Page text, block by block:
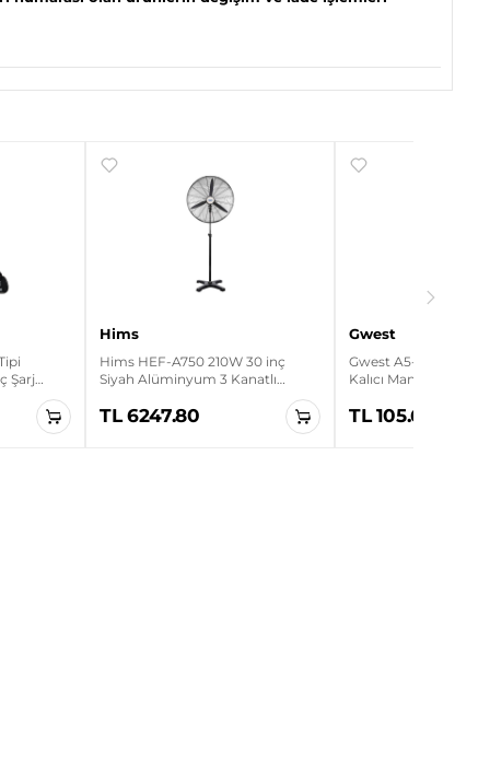
Şarj
Hims
Hims HEF-A750 210W 30 inç
Siyah Alüminyum 3 Kanatlı
TL 6247.80
Gwest
Gwest A5-10XD 1NO
Kalıcı Mandal Buton
TL 105.60